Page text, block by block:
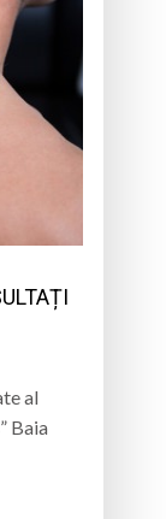
al
Baia